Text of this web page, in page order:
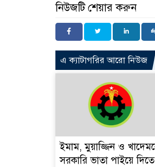
নিউজটি শেয়ার করুন
এ ক্যাটাগরির আরো নিউজ
ইমাম, মুয়াজ্জিন ও
সরকারি ভাতা পাইয়ে দিতে